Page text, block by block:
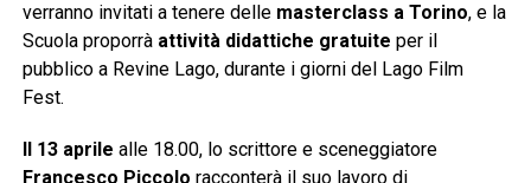
verranno invitati a tenere delle masterclass a Torino, e la
Scuola proporrà attività didattiche gratuite per il
pubblico a Revine Lago, durante i giorni del Lago Film
Fest.
Il 13 aprile alle 18.00, lo scrittore e sceneggiatore
Francesco Piccolo racconterà il suo lavoro di